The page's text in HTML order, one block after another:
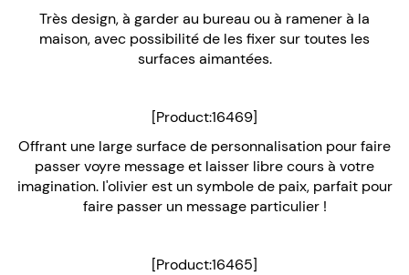
Très design, à garder au bureau ou à ramener à la
maison, avec possibilité de les fixer sur toutes les
surfaces aimantées.
[Product:16469]
Offrant une large surface de personnalisation pour faire
passer voyre message et laisser libre cours à votre
imagination. l'olivier est un symbole de paix, parfait pour
faire passer un message particulier !
[Product:16465]